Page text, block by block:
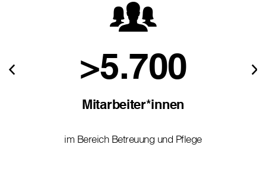
>5.700
Mitarbeiter*innen
im Bereich Betreuung und Pflege